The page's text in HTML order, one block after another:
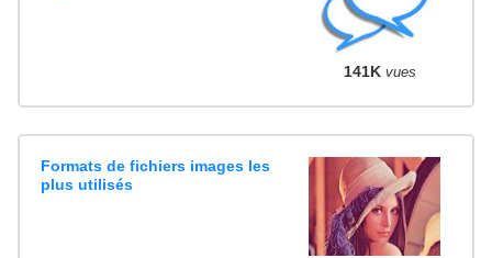
141K vues
Formats de fichiers images les
plus utilisés